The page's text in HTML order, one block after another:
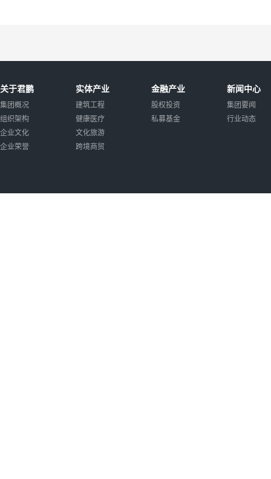
关于君鹏
集团概况
组织架构
企业文化
企业荣誉
实体产业
建筑工程
健康医疗
文化旅游
跨境商贸
金融产业
股权投资
私募基金
新闻中心
集团要闻
行业动态